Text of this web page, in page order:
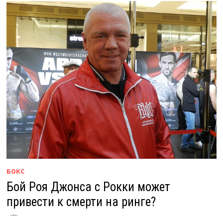
БОКС
Бой Роя Джонса с Рокки может
привести к смерти на ринге?